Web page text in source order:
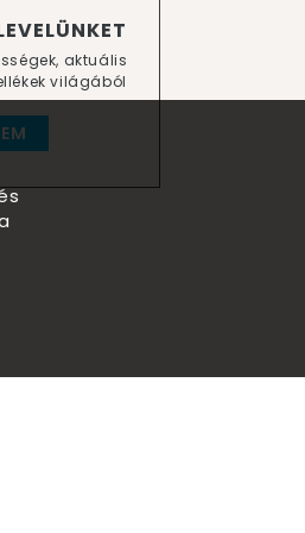
aktuális
világából